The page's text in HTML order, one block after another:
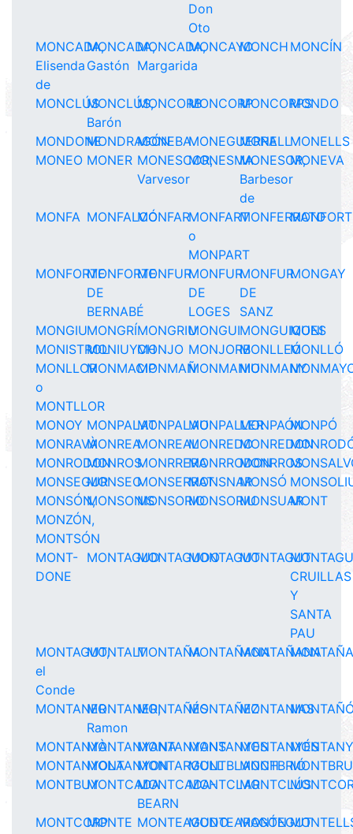
Don
Oto
MONCADA,
Elisenda
de
MONCADA,
Gastón
MONCADA,
Margarida
MONCAYOMONCH MONCÍN
MONCLÚSMONCLÚS,
Barón
MONCORBMONCORPMONCORPSMONDO
MONDONEMONDRAGÓN
MONEBAMONEGUERRA
MONELLMONELLS
MONEO MONER MONESCOR,
Varvesor
MONESMAMONESOR,
Barbesor
de
MONEVA
MONFA MONFALCÓMONFARMONFART
o
MONPART
MONFERRATO
MONFORT
MONFORTEMONFORTE
DE
BERNABÉ
MONFURMONFUR
DE
LOGES
MONFUR
DE
SANZ
MONGAY
MONGIUMONGRÍMONGRIUMONGUIMONGUIQUES
MONI
MONISTROLMONIUYCHMONJO MONJORBMONLLEÓMONLLÓ
MONLLOR
o
MONTLLOR
MONMACIPMONMAÑMONMANIUMONMANY
MONOY MONPALATMONPALAUMONPALLERMONPAÓNMONPÓ
MONRAVÀMONREAMONREALMONREDOMONREDON
MONRODONMONROSMONRRERAMONRRODONMONRROS
MONSEGURMONSEOMONSERRATMONSNARMONSÓ
MONSÓN,
MONZÓN,
MONTSÓN
MONSONISMONSORIOMONSORIUMONSUARMONT
MONT-
DONE
MONTAGUDMONTAGUDOMONTAGUTMONTAGUT
CRUILLAS
Y
SANTA
PAU
MONTAGUT,
el
Conde
MONTALTMONTAÑAMONTAÑANAMONTAÑANA
MONTANERMONTANER,
Ramon
MONTAÑÉSMONTAÑEZMONTANIAS
MONTANYÀMONTANYANAMONTANYANSMONTANYESMONTANYÉS
MONTANYOLAMONTANYONMONTARGULLMONTBLANCH
MONTBRIÓMONTBRU
MONTBUYMONTCADAMONTCADA-
BEARN
MONTCLARMONTCLÚS
MONTCORPMONTE MONTEAGUDOMONTEARAGÓN
MONTEGUT